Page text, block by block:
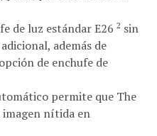
de luz estándar E26 2 sin
además de
de enchufe de
permite que The
nítida en